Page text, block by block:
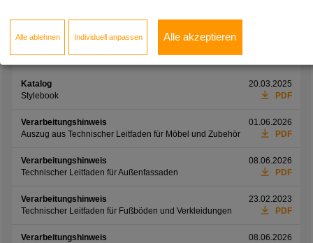
two by Laminam
Preisliste Möbelfronten
Katalog
Stylebook
20.03.2025
PDF
Verarbeitungshinweis
Auszug aus Technischer Leitfaden für Möbel und Zubehör
01.06.2026
PDF
Verarbeitungshinweis
Technischer Leitfaden für Außenfassaden
08.06.2026
PDF
Verarbeitungshinweis
Technischer Leitfaden für Fußböden und Verkleidungen
23.02.2023
PDF
Verarbeitungshinweis
08.06.2026
Alle ablehnen Individuell anpassen Alle akzeptieren